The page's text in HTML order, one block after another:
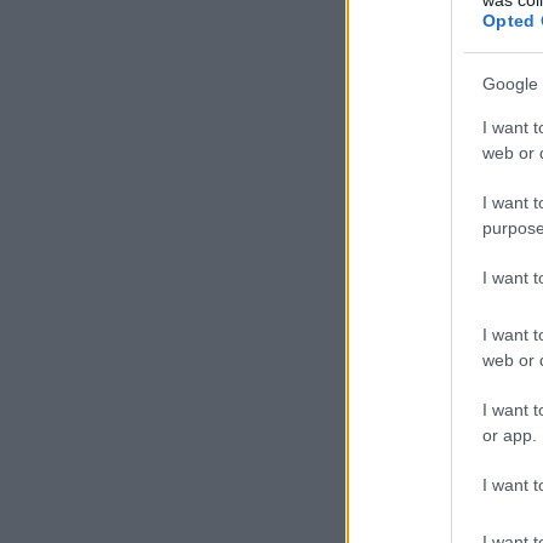
Opted
Google
I want
web or
I want
I want
I want
web or
I want
or app.
I want